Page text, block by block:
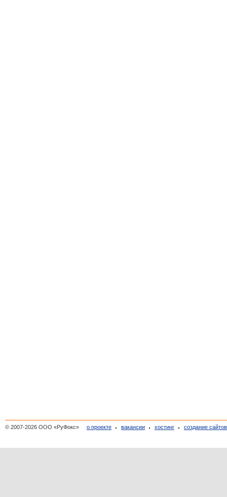
© 2007-2026 ООО «РуФокс» о проекте вакансии хостинг создание сайтов